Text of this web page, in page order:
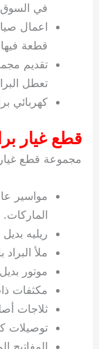
في السوق
اعمال
قطعة
تقديم
تعطل
كهربائي
قطع غيار
مجموعة قطع
مواسير
الماركات.
ريليه
ملأ البراد
موتور
مكثفات
ثلاجات
توصيلات